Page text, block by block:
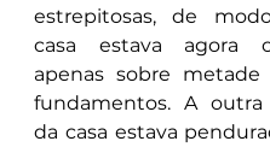
estrepitosas, de
casa estava agora
apenas sobre metade
fundamentos. A
da casa estava